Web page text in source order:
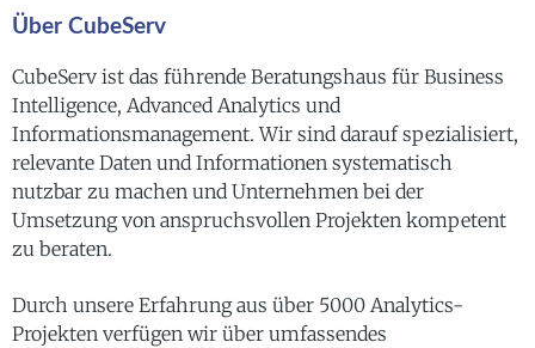
Über CubeServ
CubeServ ist das führende Beratungshaus für Business
Intelligence, Advanced Analytics und
Informationsmanagement. Wir sind darauf spezialisiert,
relevante Daten und Informationen systematisch
nutzbar zu machen und Unternehmen bei der
Umsetzung von anspruchsvollen Projekten kompetent
zu beraten.
Durch unsere Erfahrung aus über 5000 Analytics-
Projekten verfügen wir über umfassendes